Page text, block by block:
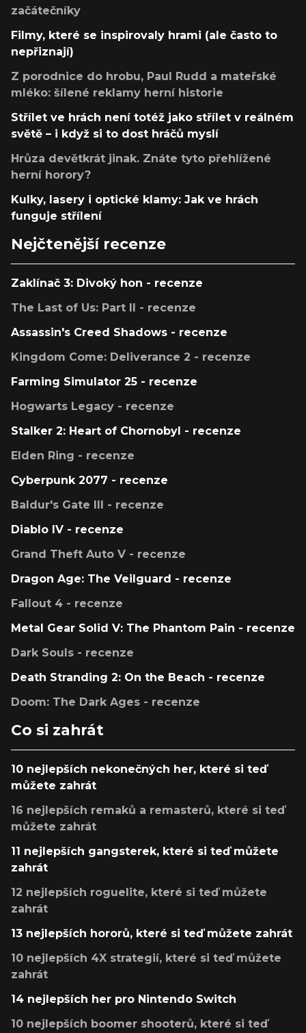
začátečníky
Filmy, které se inspirovaly hrami (ale často to
nepřiznají)
Z porodnice do hrobu, Paul Rudd a mateřské
mléko: šílené reklamy herní historie
Střílet ve hrách není totéž jako střílet v reálném
světě – i když si to dost hráčů myslí
Hrůza devětkrát jinak. Znáte tyto přehlížené
herní horory?
Kulky, lasery i optické klamy: Jak ve hrách
funguje střílení
Nejčtenější recenze
Zaklínač 3: Divoký hon - recenze
The Last of Us: Part II - recenze
Assassin's Creed Shadows - recenze
Kingdom Come: Deliverance 2 - recenze
Farming Simulator 25 - recenze
Hogwarts Legacy - recenze
Stalker 2: Heart of Chornobyl - recenze
Elden Ring - recenze
Cyberpunk 2077 - recenze
Baldur's Gate III - recenze
Diablo IV - recenze
Grand Theft Auto V - recenze
Dragon Age: The Veilguard - recenze
Fallout 4 - recenze
Metal Gear Solid V: The Phantom Pain - recenze
Dark Souls - recenze
Death Stranding 2: On the Beach - recenze
Doom: The Dark Ages - recenze
Co si zahrát
10 nejlepších nekonečných her, které si teď
můžete zahrát
16 nejlepších remaků a remasterů, které si teď
můžete zahrát
11 nejlepších gangsterek, které si teď můžete
zahrát
12 nejlepších roguelite, které si teď můžete
zahrát
13 nejlepších hororů, které si teď můžete zahrát
10 nejlepších 4X strategií, které si teď můžete
zahrát
14 nejlepších her pro Nintendo Switch
10 nejlepších boomer shooterů, které si teď